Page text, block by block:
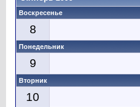
Воскресенье
8
Понедельник
9
Вторник
10